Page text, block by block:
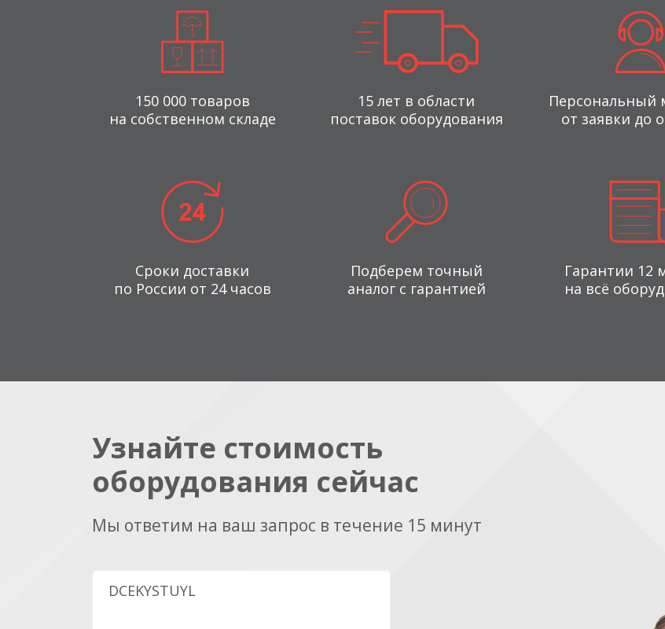
150 000 товаров
на собственном складе
15 лет в области
поставок оборудования
Персональный
от заявки до
Сроки доставки
по России от 24 часов
Подберем точный
аналог с гарантией
Гарантии 12
на всё
Узнайте стоимость
оборудования сейчас
Мы ответим на ваш запрос в течение 15 минут